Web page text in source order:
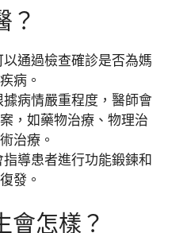
？
以通過檢查確診是否為媽
病。
據病情嚴重程度，醫師會
，如藥物治療、物理治
治療。
指導患者進行功能鍛鍊和
發。
會怎樣？